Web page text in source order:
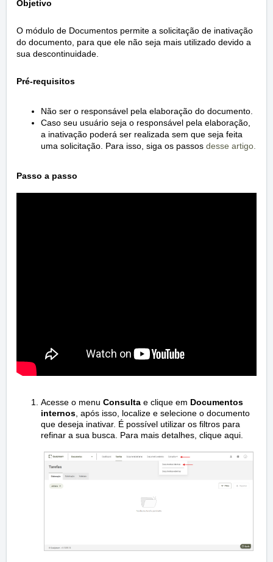
Objetivo
O módulo de Documentos permite a solicitação de inativação
do documento, para que ele não seja mais utilizado devido a
sua descontinuidade.
Pré-requisitos
Não ser o responsável pela elaboração do documento.
Caso seu usuário seja o responsável pela elaboração,
a inativação poderá ser realizada sem que seja feita
uma solicitação. Para isso, siga os passos desse artigo.
Passo a passo
Acesse o menu Consulta e clique em Documentos
internos, após isso, localize e selecione o documento
que deseja inativar. É possível utilizar os filtros para
refinar a sua busca. Para mais detalhes, clique aqui.